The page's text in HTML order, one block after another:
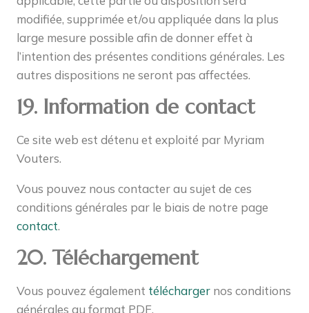
modifiée, supprimée et/ou appliquée dans la plus
large mesure possible afin de donner effet à
l’intention des présentes conditions générales. Les
autres dispositions ne seront pas affectées.
19. Information de contact
Ce site web est détenu et exploité par Myriam
Vouters.
Vous pouvez nous contacter au sujet de ces
conditions générales par le biais de notre page
contact.
20. Téléchargement
Vous pouvez également télécharger nos conditions
générales au format PDF.